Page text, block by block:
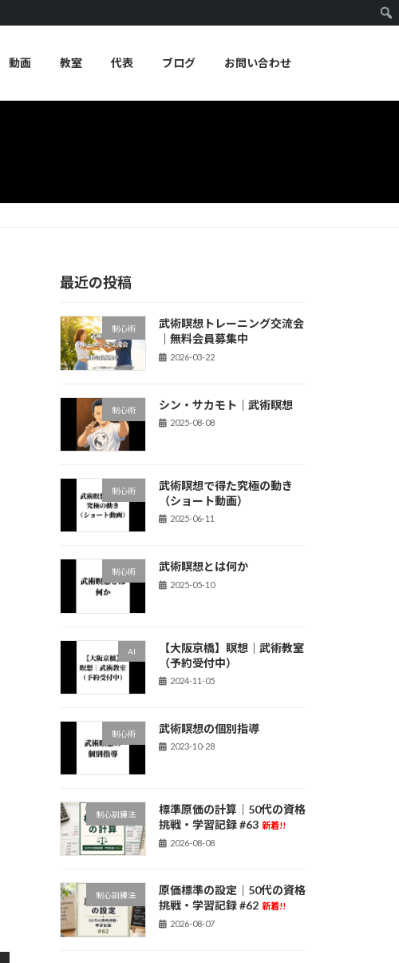
動画 教室 代表 ブログ お問い合わせ
最近の投稿
制心術
武術瞑想トレーニング交流会
｜無料会員募集中
2026-03-22
制心術 シン・サカモト｜武術瞑想
2025-08-08
制心術
武術瞑想で得た究極の動き
（ショート動画）
2025-06-11
制心術 武術瞑想とは何か
2025-05-10
AI
【大阪京橋】瞑想｜武術教室
（予約受付中）
2024-11-05
制心術 武術瞑想の個別指導
2023-10-28
制心訓練法
標準原価の計算｜50代の資格
挑戦・学習記録 #63 新着!!
2026-08-08
制心訓練法
原価標準の設定｜50代の資格
挑戦・学習記録 #62 新着!!
2026-08-07